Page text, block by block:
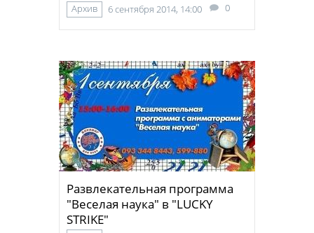
Архив 6 сентября 2014, 14:00 0
Развлекательная программа
"Веселая наука" в "LUCKY
STRIKE"